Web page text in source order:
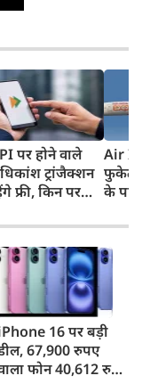
पर होने वाले
ट्रांजैक्शन
फ्री, किन पर
बड़ा अपडेट
Air
फुकेट-
के
कहा-
मिली,
16 पर बड़ी
67,900 रुपए
फोन 40,612 रुपए